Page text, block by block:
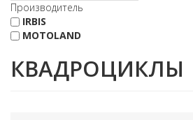
Производитель
IRBIS
MOTOLAND
КВАДРОЦИКЛЫ